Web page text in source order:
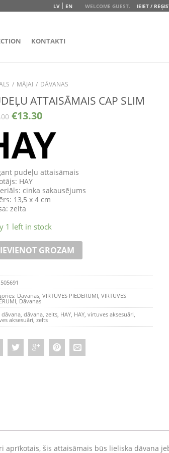
WELCOME GUEST. IEIET /
LV EN
KONTAKTI
/ MĀJAI / DĀVANAS
ATTAISĀMAIS CAP SLIM
€13.30
pudeļu attaisāmais
HAY
cinka sakausējums
13,5 x 4 cm
zelta
1 left in stock
GROZAM
505691
Dāvanas VIRTUVES PIEDERUMI VIRTUVES
Dāvanas
dāvana dāvana zelts HAY HAY virtuves aksesuāri
aksesuāri zelts
šis attaisāmais būs lieliska dāvana